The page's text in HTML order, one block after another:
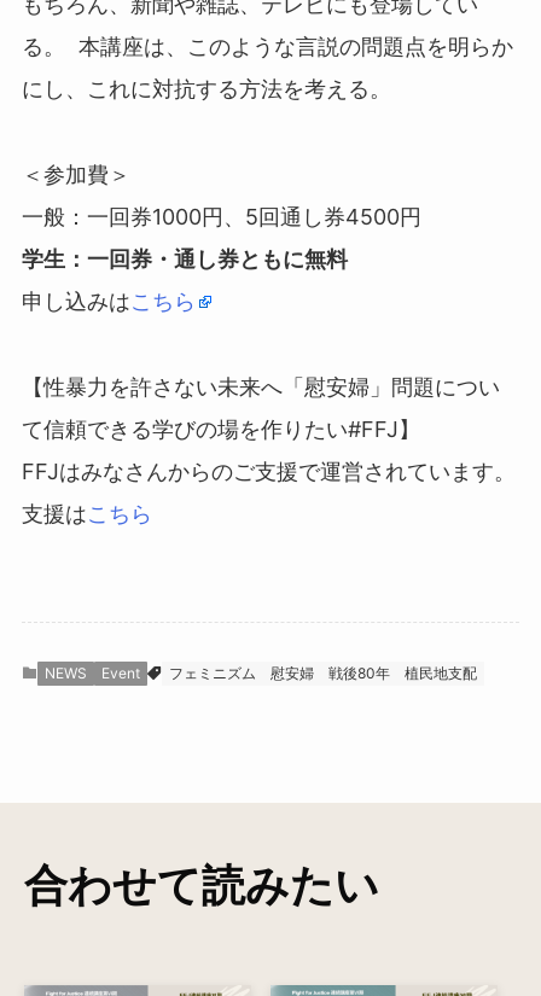
る。 本講座は、このような言説の問題点を明らか
にし、これに対抗する方法を考える。
＜参加費＞
一般：一回券1000円、5回通し券4500円
学生：一回券・通し券ともに無料
申し込みはこちら
【性暴力を許さない未来へ「慰安婦」問題につい
て信頼できる学びの場を作りたい#FFJ】
FFJはみなさんからのご支援で運営されています。
支援はこちら
NEWS Event フェミニズム 慰安婦 戦後80年 植民地支配
合わせて読みたい